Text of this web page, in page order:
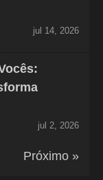
jul 14, 2026
jul 2, 2026
Próximo »